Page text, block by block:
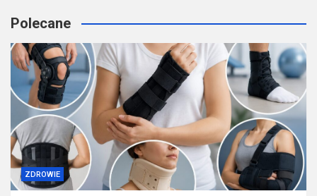
Polecane
ZDROWIE